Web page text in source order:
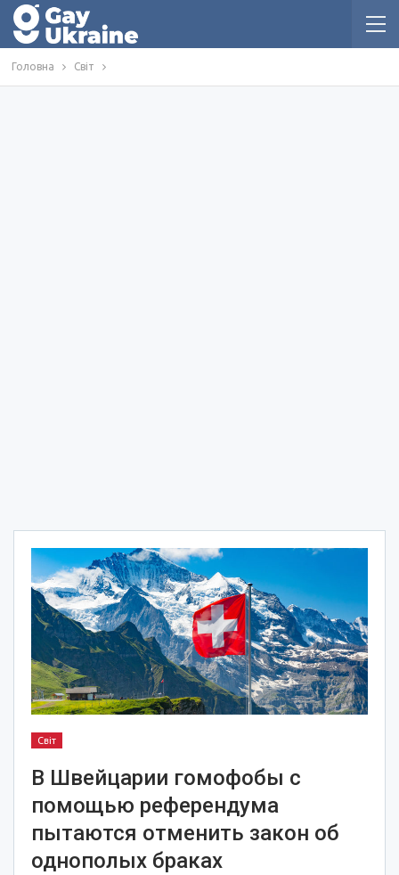
Головна Світ
Світ
В Швейцарии гомофобы с
помощью референдума
пытаются отменить закон об
однополых браках